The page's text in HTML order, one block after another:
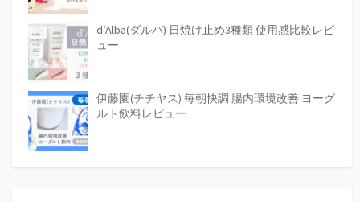
d’Alba(ダルバ) 日焼け止め3種類 使用感比較レビ
ュー
伊藤園(チチヤス) 毎朝快調 腸内環境改善 ヨーグ
ルト飲料レビュー